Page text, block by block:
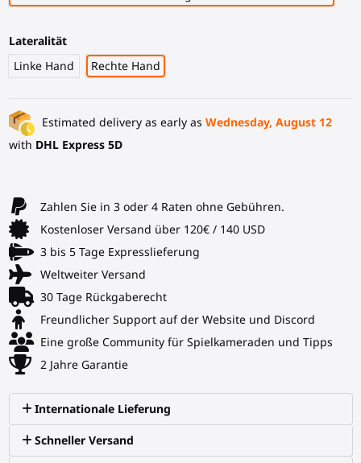
Lateralität
Linke Hand
Rechte Hand
Estimated delivery as early as Wednesday, August 12
with DHL Express 5D
Zahlen Sie in 3 oder 4 Raten ohne Gebühren.
Kostenloser Versand über 120€ / 140 USD
3 bis 5 Tage Expresslieferung
Weltweiter Versand
30 Tage Rückgaberecht
Freundlicher Support auf der Website und Discord
Eine große Community für Spielkameraden und Tipps
2 Jahre Garantie
Internationale Lieferung
Schneller Versand